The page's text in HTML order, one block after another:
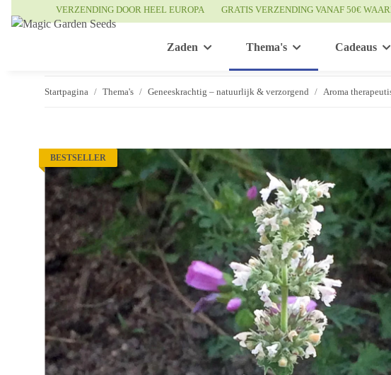
VERZENDING DOOR HEEL EUROPA GRATIS VERZENDING VANAF 50€
Zaden Thema's Cadeaus
Startpagina Thema's Geneeskrachtig – natuurlijk & verzorgend Aroma
BESTSELLER